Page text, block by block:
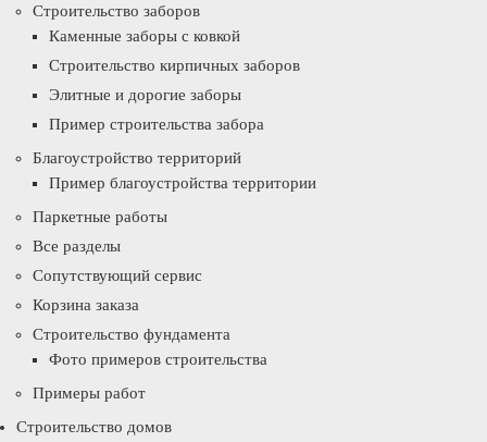
Строительство заборов
Каменные заборы с ковкой
Строительство кирпичных заборов
Элитные и дорогие заборы
Пример строительства забора
Благоустройство территорий
Пример благоустройства территории
Паркетные работы
Все разделы
Сопутствующий сервис
Корзина заказа
Строительство фундамента
Фото примеров строительства
Примеры работ
Строительство домов